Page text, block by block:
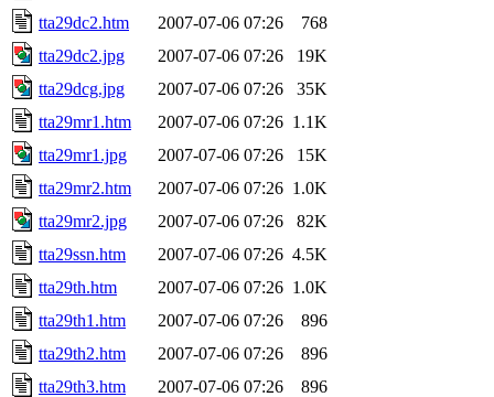
tta29dc2.htm
2007-07-06 07:26
768
tta29dc2.jpg
2007-07-06 07:26
19K
tta29dcg.jpg
2007-07-06 07:26
35K
tta29mr1.htm
2007-07-06 07:26 1.1K
tta29mr1.jpg
2007-07-06 07:26
15K
tta29mr2.htm
2007-07-06 07:26 1.0K
tta29mr2.jpg
2007-07-06 07:26
82K
tta29ssn.htm
2007-07-06 07:26 4.5K
tta29th.htm
2007-07-06 07:26 1.0K
tta29th1.htm
2007-07-06 07:26
896
tta29th2.htm
2007-07-06 07:26
896
tta29th3.htm
2007-07-06 07:26
896